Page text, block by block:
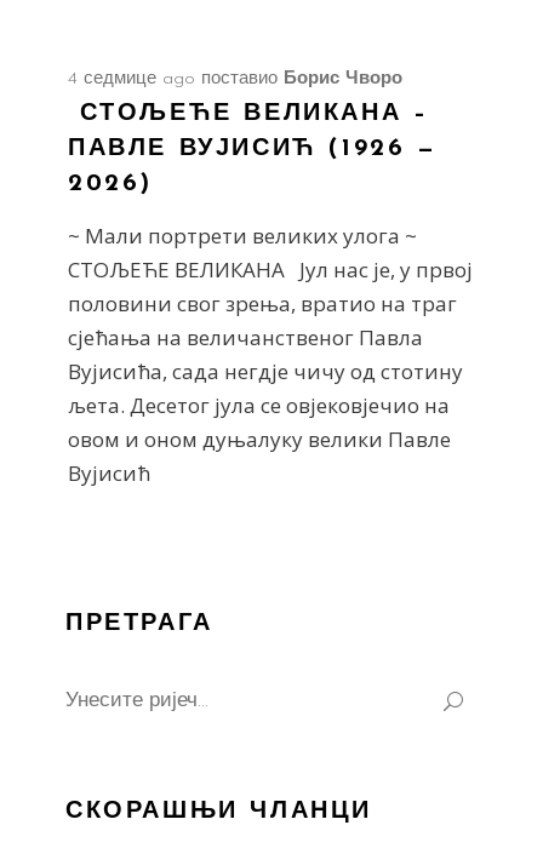
4 седмице ago поставио Борис Чворо
СТОЉЕЋЕ ВЕЛИКАНА –
ПАВЛЕ ВУЈИСИЋ (1926 —
2026)
~ Мали портрети великих улога ~
СТОЉЕЋЕ ВЕЛИКАНА Јул нас је, у првој
половини свог зрења, вратио на траг
сјећања на величанственог Павла
Вујисића, сада негдје чичу од стотину
љета. Десетог јула се овјековјечио на
овом и оном дуњалуку велики Павле
Вујисић
ПРЕТРАГА
for:
СКОРАШЊИ ЧЛАНЦИ